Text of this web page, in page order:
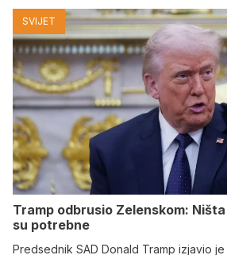
SVIJET
Tramp odbrusio Zelenskom:
su potrebne
Predsednik SAD Donald Tramp izjavio